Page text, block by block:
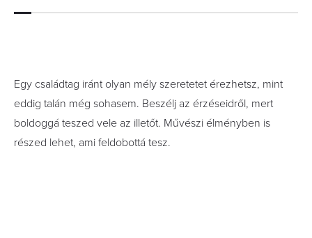
Egy családtag iránt olyan mély szeretetet érezhetsz, mint
eddig talán még sohasem. Beszélj az érzéseidről, mert
boldoggá teszed vele az illetőt. Művészi élményben is
részed lehet, ami feldobottá tesz.